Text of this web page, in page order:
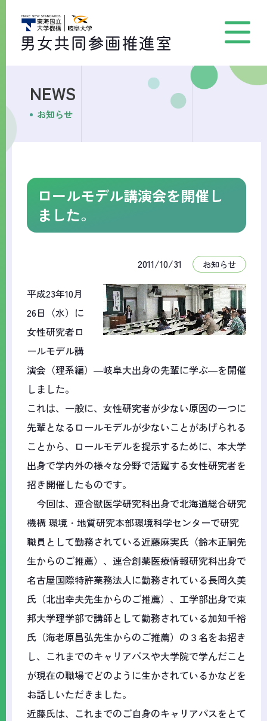
NEWS
お知らせ
ロールモデル講演会を開催し
ました。
2011/10/31 お知らせ
平成23年10月
26日（水）に
女性研究者ロ
ールモデル講
演会（理系編）―岐阜大出身の先輩に学ぶ―を開催
しました。
これは、一般に、女性研究者が少ない原因の一つに
先輩となるロールモデルが少ないことがあげられる
ことから、ロールモデルを提示するために、本大学
出身で学内外の様々な分野で活躍する女性研究者を
招き開催したものです。
今回は、連合獣医学研究科出身で北海道総合研究
機構 環境・地質研究本部環境科学センターで研究
職員として勤務されている近藤麻実氏（鈴木正嗣先
生からのご推薦）、連合創薬医療情報研究科出身で
名古屋国際特許業務法人に勤務されている長岡久美
氏（北出幸夫先生からのご推薦）、工学部出身で東
邦大学理学部で講師として勤務されている加知千裕
氏（海老原昌弘先生からのご推薦）の３名をお招き
し、これまでのキャリアパスや大学院で学んだこと
が現在の職場でどのように生かされているかなどを
お話しいただきました。
近藤氏は、これまでのご自身のキャリアパスをとて